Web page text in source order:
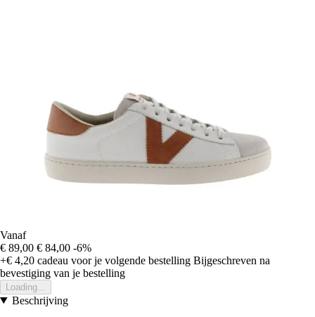
Vanaf
€ 89,00 € 84,00 -6%
+€ 4,20 cadeau voor je volgende bestelling Bijgeschreven na
bevestiging van je bestelling
Loading...
Beschrijving